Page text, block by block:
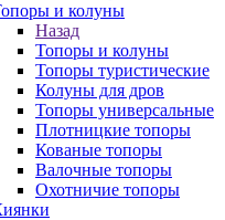
и колуны
Назад
Топоры и колуны
Топоры туристические
Колуны для дров
Топоры универсальные
Плотницкие топоры
Кованые топоры
Валочные топоры
Охотничие топоры